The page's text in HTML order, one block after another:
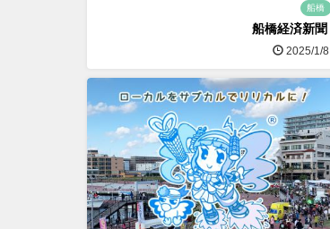
船橋
船橋経済新聞
2025/1/8